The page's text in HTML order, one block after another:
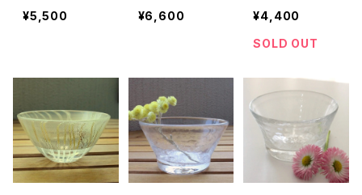
トブルー
¥5,500
ルド
¥6,600
¥4,400
SOLD OUT